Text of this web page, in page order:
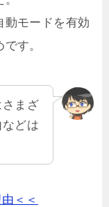
動モードを有効
す。
まざ
どは
＜＜